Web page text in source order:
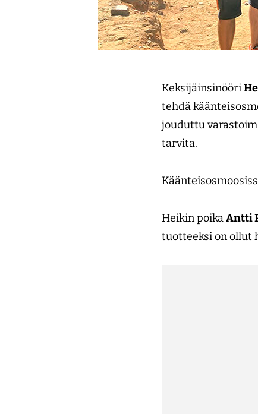
Keksijäinsinööri
tehdä
jouduttu
tarvita.
Heikin poikaAntti
tuotteeksi on ollut